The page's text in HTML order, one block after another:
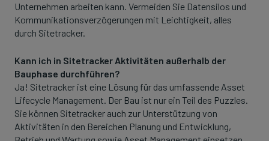
Unternehmen arbeiten kann. Vermeiden Sie Datensilos und
Kommunikationsverzögerungen mit Leichtigkeit, alles
durch Sitetracker.
Kann ich in Sitetracker Aktivitäten außerhalb der
Bauphase durchführen?
Ja! Sitetracker ist eine Lösung für das umfassende Asset
Lifecycle Management. Der Bau ist nur ein Teil des Puzzles.
Sie können Sitetracker auch zur Unterstützung von
Aktivitäten in den Bereichen Planung und Entwicklung,